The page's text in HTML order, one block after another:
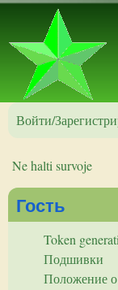
Войти/
Вы здесь
Ne halti survoje
Гость
Token
Подшивки
Положение о